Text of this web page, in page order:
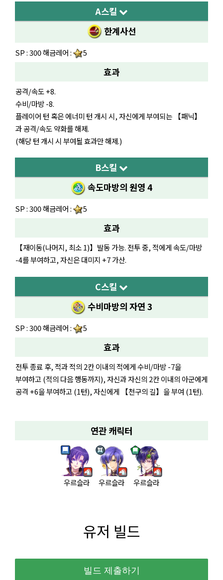
A스킬
한계사선
SP : 300 해금레어 : 5
효과
공격/속도 +8.
수비/마방 -8.
플레이어 턴 혹은 에너미 턴 개시 시, 자신에게 부여되는 【패닉】
과 공격/속도 약화를 해제.
(해당 턴 개시 시 부여될 효과만 해제.)
B스킬
속도마방의 원영 4
SP : 300 해금레어 : 5
효과
【재이동(나머지, 최소 1)】발동 가능. 전투 중, 적에게 속도/마방
-4를 부여하고, 자신은 대미지 +7 가산.
C스킬
수비마방의 자연 3
SP : 300 해금레어 : 5
효과
전투 종료 후, 적과 적의 2칸 이내의 적에게 수비/마방 -7을
부여하고 (적의 다음 행동까지), 자신과 자신의 2칸 이내의 아군에게
공격 +6을 부여하고 (1턴), 자신에게 【천구의 길】을 부여 (1턴).
연관 캐릭터
우르슬라 우르슬라 우르슬라
유저 빌드